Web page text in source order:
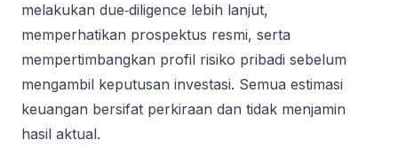
melakukan due‑diligence lebih lanjut,
memperhatikan prospektus resmi, serta
mempertimbangkan profil risiko pribadi sebelum
mengambil keputusan investasi. Semua estimasi
keuangan bersifat perkiraan dan tidak menjamin
hasil aktual.